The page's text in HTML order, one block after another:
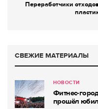
Переработчики
СВЕЖИЕ МАТЕРИАЛЫ
НОВОСТИ
Фитнес-
прошёл